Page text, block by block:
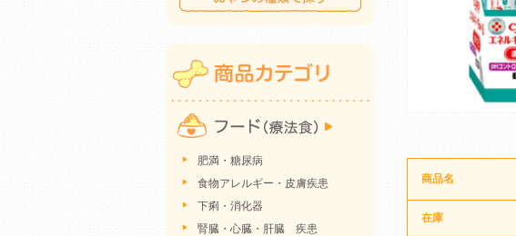
商品名
在庫
肥満・糖尿病
食物アレルギー・皮膚疾患
下痢・消化器
腎臓・心臓・肝臓 疾患